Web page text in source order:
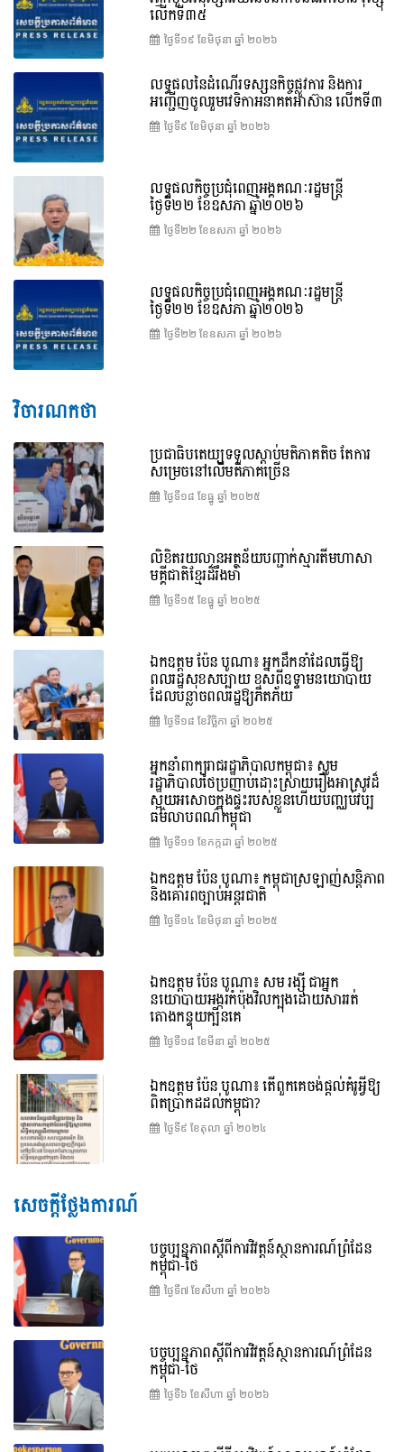
លើកទី៣៥
ថ្ងៃទី១៩ ខែ​មិថុនា ឆ្នាំ ២០២៦
លទ្ធផលនៃដំណើរទស្សនកិច្ចផ្លូវការ និងការ
អញ្ជើញចូលរួមវេទិកាអនាគតអាស៊ាន លើកទី៣
ថ្ងៃទី៩ ខែ​មិថុនា ឆ្នាំ ២០២៦
លទ្ធផលកិច្ចប្រជុំពេញអង្គគណៈរដ្ឋមន្ត្រី
ថ្ងៃទី២២ ខែឧសភា ឆ្នាំ២០២៦
ថ្ងៃទី២២ ខែ​ឧសភា ឆ្នាំ ២០២៦
លទ្ធផលកិច្ចប្រជុំពេញអង្គគណៈរដ្ឋមន្រ្តី
ថ្ងៃទី២២ ខែឧសភា ឆ្នាំ២០២៦
ថ្ងៃទី២២ ខែ​ឧសភា ឆ្នាំ ២០២៦
វិចារណកថា
ប្រជាធិបតេយ្យទទួលស្តាប់មតិភាគតិច តែការ
សម្រេចនៅលើមតិភាគច្រើន
ថ្ងៃទី១៨ ខែ​ធ្នូ ឆ្នាំ ២០២៥
លិខិតរយលានអត្ថន័យបញ្ជាក់ស្មារតីមហាសា
មគ្គីជាតិខ្មែរដ៏រឹងមាំ
ថ្ងៃទី១៥ ខែ​ធ្នូ ឆ្នាំ ២០២៥
ឯកឧត្តម ប៉ែន បូណា៖ អ្នកដឹកនាំដែលធ្វើឱ្យ
ពលរដ្ឋសុខសប្បាយ ខុសពីឧទ្ទាមនយោបាយ
ដែលបន្លាចពលរដ្ឋឱ្យភិតភ័យ
ថ្ងៃទី១៨ ខែ​វិច្ឆិកា ឆ្នាំ ២០២៥
អ្នកនាំពាក្យរាជរដ្ឋាភិបាលកម្ពុជា៖ សូម
រដ្ឋាភិបាលថៃប្រញាប់ដោះស្រាយរឿងអាស្រូវដ៏
ស្អុយអសោចក្នុងផ្ទះរបស់ខ្លួនហើយបញ្ឈប់វប្ប
ធម៌លាបពណ៌កម្ពុជា
ថ្ងៃទី១១ ខែ​កក្កដា ឆ្នាំ ២០២៥
ឯកឧត្តម ប៉ែន បូណា៖ កម្ពុជាស្រឡាញ់សន្តិភាព
និងគោរពច្បាប់អន្តរជាតិ
ថ្ងៃទី១៤ ខែ​មិថុនា ឆ្នាំ ២០២៥
ឯកឧត្តម ប៉ែន បូណា៖ សម រង្ស៊ី ជាអ្នក
នយោបាយអង្ករកំប៉ុងវិលក្បុងដោយសាររត់
តោងកន្ទុយក្បិនគេ
ថ្ងៃទី១៨ ខែ​មីនា ឆ្នាំ ២០២៥
ឯកឧត្តម ប៉ែន បូណា៖ តើពួកគេចង់ផ្តល់គំរូអ្វីឱ្យ
ពិតប្រាកដដល់កម្ពុជា?
ថ្ងៃទី៩ ខែ​តុលា ឆ្នាំ ២០២៤
សេចក្តីថ្លែងការណ៍
បច្ចុប្បន្នភាពស្ដីពីការវិវត្តន៍ស្ថានការណ៍ព្រំដែន
កម្ពុជា-ថៃ
ថ្ងៃទី៧ ខែ​សីហា ឆ្នាំ ២០២៦
បច្ចុប្បន្នភាពស្ដីពីការវិវត្តន៍ស្ថានការណ៍ព្រំដែន
កម្ពុជា-ថៃ
ថ្ងៃទី៦ ខែ​សីហា ឆ្នាំ ២០២៦